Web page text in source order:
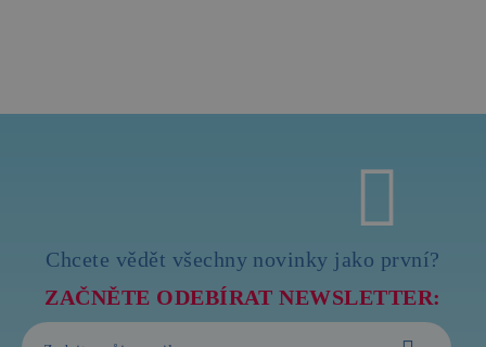
Chcete vědět všechny novinky jako první?
ZAČNĚTE ODEBÍRAT NEWSLETTER: